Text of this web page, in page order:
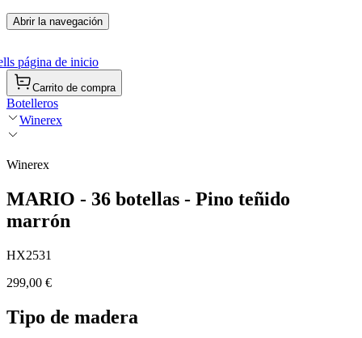
Abrir la navegación
página de inicio
Carrito de compra
Botelleros
Winerex
Winerex
MARIO - 36 botellas - Pino teñido
marrón
HX2531
299,00 €
Tipo de madera